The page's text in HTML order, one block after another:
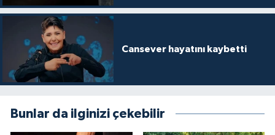
Cansever hayatını kaybetti
Bunlar da ilginizi çekebilir